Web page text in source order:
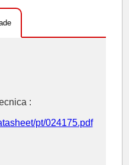
:
pt/024175.pdf